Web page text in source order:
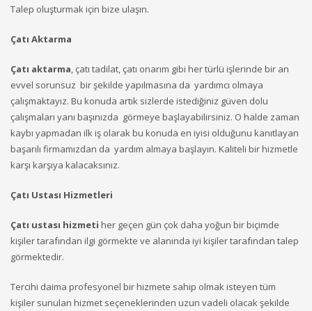
Talep oluşturmak için bize ulaşın.
Çatı Aktarma
Çatı aktarma, çatı tadilat, çatı onarım gibi her türlü işlerinde bir an
evvel sorunsuz bir şekilde yapılmasına da yardımcı olmaya
çalışmaktayız. Bu konuda artık sizlerde istediğiniz güven dolu
çalışmaları yanı başınızda görmeye başlayabilirsiniz. O halde zaman
kaybı yapmadan ilk iş olarak bu konuda en iyisi olduğunu kanıtlayan
başarılı firmamızdan da yardım almaya başlayın. Kaliteli bir hizmetle
karşı karşıya kalacaksınız.
Çatı Ustası Hizmetleri
Çatı ustası hizmeti her geçen gün çok daha yoğun bir biçimde
kişiler tarafından ilgi görmekte ve alanında iyi kişiler tarafından talep
görmektedir.
Tercihi daima profesyonel bir hizmete sahip olmak isteyen tüm
kişiler sunulan hizmet seçeneklerinden uzun vadeli olacak şekilde